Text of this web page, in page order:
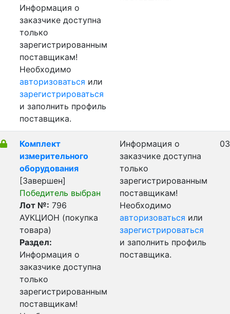
Информация о
заказчике доступна
только
зарегистрированным
поставщикам!
Необходимо
авторизоваться или
зарегистрироваться
и заполнить профиль
поставщика.
Комплект
измерительного
оборудования
[Завершен]
Победитель выбран
Лот №: 796
АУКЦИОН (покупка
товара)
Раздел:
Информация о
заказчике доступна
только
зарегистрированным
поставщикам!
Информация о
заказчике доступна
только
зарегистрированным
поставщикам!
Необходимо
авторизоваться или
зарегистрироваться
и заполнить профиль
поставщика.